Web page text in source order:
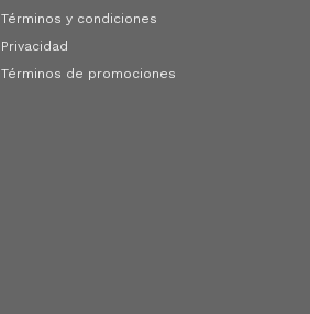
Términos y condiciones
Privacidad
Términos de promociones